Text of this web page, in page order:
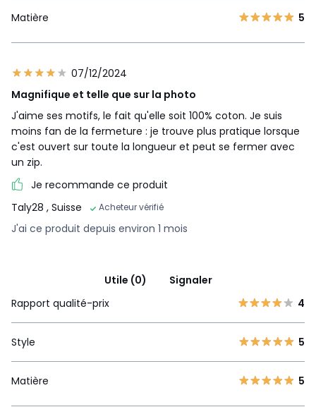
Matière 5
07/12/2024
Magnifique et telle que sur la photo
J'aime ses motifs, le fait qu'elle soit 100% coton. Je suis
moins fan de la fermeture : je trouve plus pratique lorsque
c'est ouvert sur toute la longueur et peut se fermer avec
un zip.
Je recommande ce produit
Taly28 , Suisse Acheteur vérifié
J'ai ce produit depuis environ 1 mois
Utile (0)
Signaler
Rapport qualité-prix
4
Style 5
Matière 5